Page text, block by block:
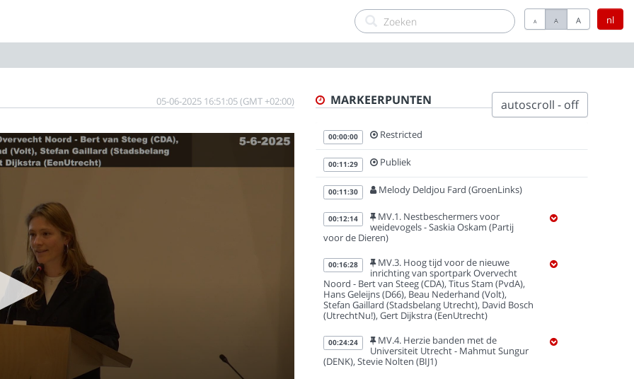
nl
A A A
05-06-2025 16:51:05 (GMT +02:00) MARKEERPUNTEN autoscroll - off
00:00:00 Restricted
00:11:29 Publiek
00:11:30 Melody Deldjou Fard (GroenLinks)
00:12:14
MV.1. Nestbeschermers voor
weidevogels - Saskia Oskam (Partij
voor de Dieren)
00:16:28
MV.3. Hoog tijd voor de nieuwe
inrichting van sportpark Overvecht
Noord - Bert van Steeg (CDA), Titus Stam (PvdA),
Hans Geleijns (D66), Beau Nederhand (Volt),
Stefan Gaillard (Stadsbelang Utrecht), David Bosch
(UtrechtNu!), Gert Dijkstra (EenUtrecht)
00:24:24
MV.4. Herzie banden met de
Universiteit Utrecht - Mahmut Sungur
(DENK), Stevie Nolten (BIJ1)